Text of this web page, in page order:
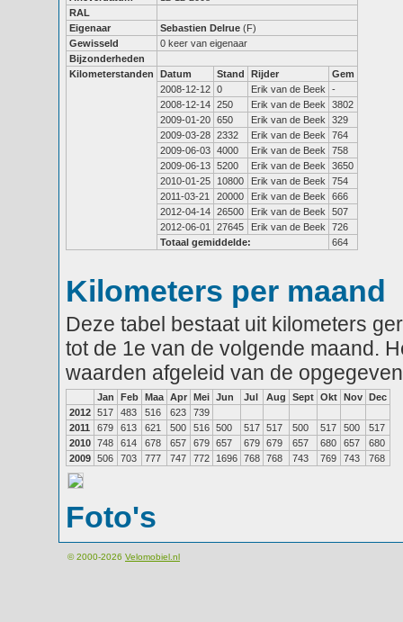
RAL
Eigenaar
Sebastien Delrue (F)
Gewisseld
0 keer van eigenaar
Bijzonderheden
Kilometerstanden
Datum Stand Rijder
Gem
2008-12-12 0 Erik van de Beek
-
2008-12-14 250 Erik van de Beek
3802
2009-01-20 650 Erik van de Beek
329
2009-03-28 2332 Erik van de Beek
764
2009-06-03 4000 Erik van de Beek
758
2009-06-13 5200 Erik van de Beek
3650
2010-01-25
10800 Erik van de Beek
754
2011-03-21
20000 Erik van de Beek
666
2012-04-14 26500 Erik van de Beek
507
2012-06-01
27645 Erik van de Beek
726
Totaal gemiddelde:
664
Kilometers per maand
Deze tabel bestaat uit kilometers
tot de 1e van de volgende maand.
waarden afgeleid van de
Jan Feb Maa Apr Mei Jun Jul Aug Sept Okt Nov Dec
2012 517 483 516 623
739
2011
679 613 621 500 516 500 517 517 500 517 500
517
2010 748 614 678 657 679 657 679 679 657 680 657
680
2009 506 703 777 747 772 1696 768 768 743 769 743 768
Foto's
© 2000-2026 Velomobiel.nl